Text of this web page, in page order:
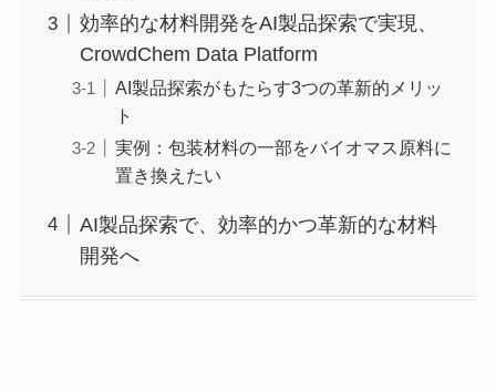
効率的な材料開発をAI製品探索で実現、
CrowdChem Data Platform
AI製品探索がもたらす3つの革新的メリッ
ト
実例：包装材料の一部をバイオマス原料に
置き換えたい
AI製品探索で、効率的かつ革新的な材料
開発へ